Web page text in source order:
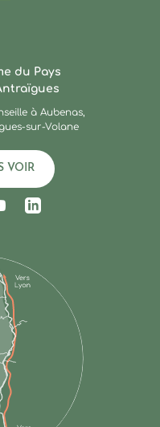
du Pays
à Aubenas,
sur-Volane
VOIR
sur Facebook
nous sur Instagram
nous sur
Suivez-nous sur